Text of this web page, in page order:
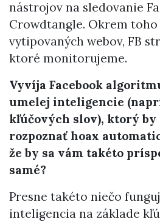
nástrojov na sledovanie
Crowdtangle. Okrem
vytipovaných webov, FB
ktoré monitorujeme.
Vyvíja Facebook
umelej inteligencie
kľúčových slov), ktorý by
rozpoznať hoax
že by sa vám takéto
samé?
Presne takéto niečo
inteligencia na základe